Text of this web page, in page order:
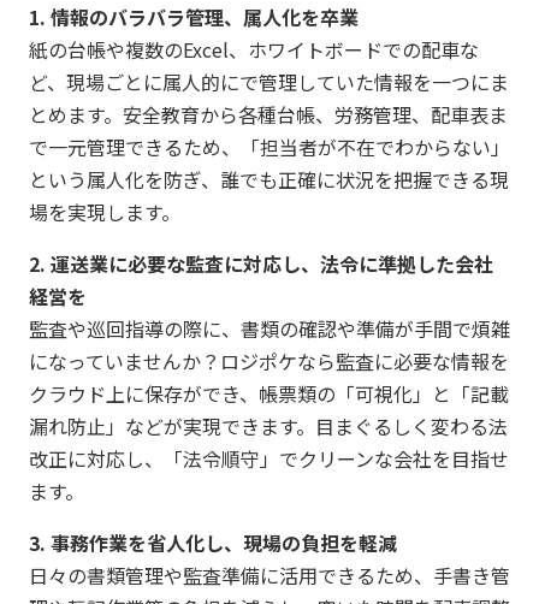
1. 情報のバラバラ管理、属人化を卒業
紙の台帳や複数のExcel、ホワイトボードでの配車な
ど、現場ごとに属人的にで管理していた情報を一つにま
とめます。安全教育から各種台帳、労務管理、配車表ま
で一元管理できるため、「担当者が不在でわからない」
という属人化を防ぎ、誰でも正確に状況を把握できる現
場を実現します。
2. 運送業に必要な監査に対応し、法令に準拠した会社
経営を
監査や巡回指導の際に、書類の確認や準備が手間で煩雑
になっていませんか？ロジポケなら監査に必要な情報を
クラウド上に保存ができ、帳票類の「可視化」と「記載
漏れ防止」などが実現できます。目まぐるしく変わる法
改正に対応し、「法令順守」でクリーンな会社を目指せ
ます。
3. 事務作業を省人化し、現場の負担を軽減
日々の書類管理や監査準備に活用できるため、手書き管